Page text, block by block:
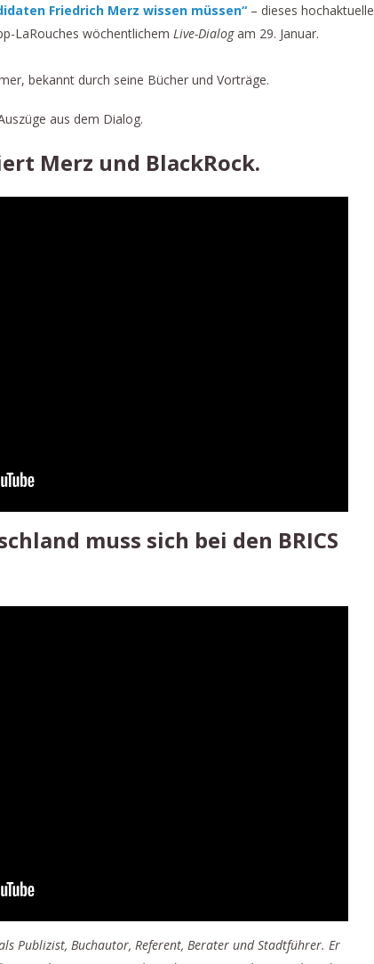
Friedrich Merz wissen müssen“ – dieses hochaktuelle
LaRouches wöchentlichem Live-Dialogam 29. Januar.
bekannt durch seine Bücher und Vorträge.
aus dem Dialog.
Merz und BlackRock.
muss sich bei den BRICS
Publizist, Buchautor, Referent, Berater und Stadtführer. Er